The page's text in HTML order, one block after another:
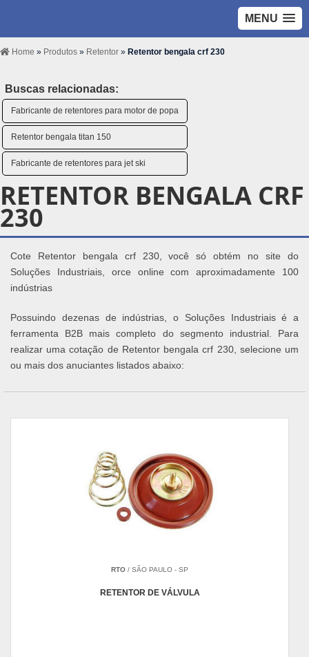
MENU
Home » Produtos » Retentor » Retentor bengala crf 230
Buscas relacionadas:
Fabricante de retentores para motor de popa
Retentor bengala titan 150
Fabricante de retentores para jet ski
RETENTOR BENGALA CRF
230
Cote Retentor bengala crf 230, você só obtém no site do
Soluções Industriais, orce online com aproximadamente 100
indústrias
Possuindo dezenas de indústrias, o Soluções Industriais é a
ferramenta B2B mais completo do segmento industrial. Para
realizar uma cotação de Retentor bengala crf 230, selecione um
ou mais dos anuciantes listados abaixo:
RTO / SÃO PAULO - SP
RETENTOR DE VÁLVULA